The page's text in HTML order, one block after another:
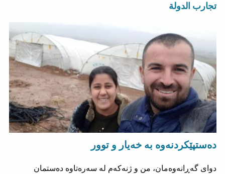
تجارب الدولة
دەستپێکردنەوە بە خەیار و توور
دوای گەڕانەوەمان، من و ژنەکەم لە سەرەتاوە دەستمان